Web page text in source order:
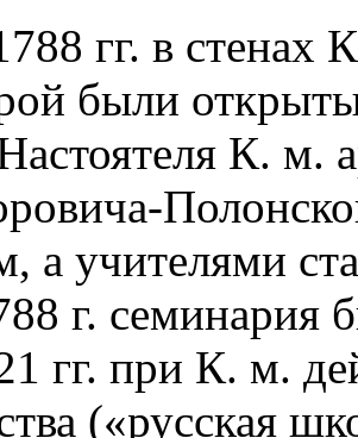
гг. в стенах
были
К. м.
а учителями
г. семинария
гг. при К. м.
(«русская